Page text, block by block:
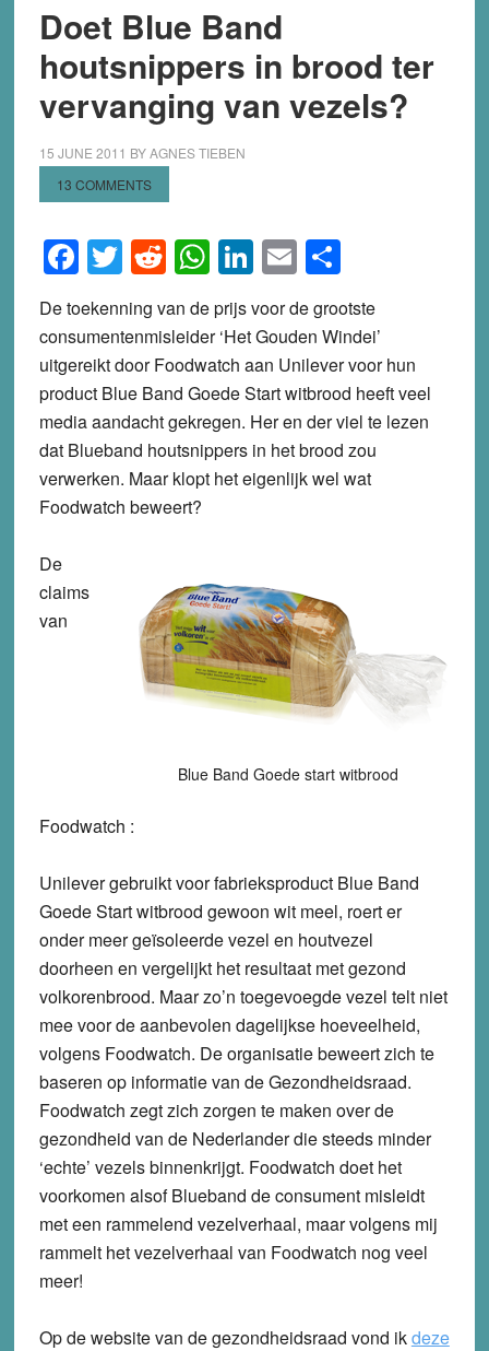
Doet Blue Band
houtsnippers in brood ter
vervanging van vezels?
15 JUNE 2011 BYAGNES TIEBEN
13 COMMENTS
Facebook
Twitter
Reddit
WhatsApp
LinkedIn
EmailShare
De toekenning van de prijs voor de grootste
consumentenmisleider ‘Het Gouden Windei’
uitgereikt door Foodwatch aan Unilever voor hun
product Blue Band Goede Start witbrood heeft veel
media aandacht gekregen. Her en der viel te lezen
dat Blueband houtsnippers in het brood zou
verwerken. Maar klopt het eigenlijk wel wat
Foodwatch beweert?
Blue Band Goede start witbrood
De
claims
van
Foodwatch :
Unilever gebruikt voor fabrieksproduct Blue Band
Goede Start witbrood gewoon wit meel, roert er
onder meer geïsoleerde vezel en houtvezel
doorheen en vergelijkt het resultaat met gezond
volkorenbrood. Maar zo’n toegevoegde vezel telt niet
mee voor de aanbevolen dagelijkse hoeveelheid,
volgens Foodwatch. De organisatie beweert zich te
baseren op informatie van de Gezondheidsraad.
Foodwatch zegt zich zorgen te maken over de
gezondheid van de Nederlander die steeds minder
‘echte’ vezels binnenkrijgt. Foodwatch doet het
voorkomen alsof Blueband de consument misleidt
met een rammelend vezelverhaal, maar volgens mij
rammelt het vezelverhaal van Foodwatch nog veel
meer!
Op de website van de gezondheidsraad vond ikdeze